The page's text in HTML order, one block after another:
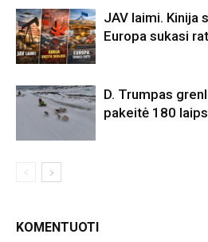
JAV laimi. Kinija
Europa sukasi
D. Trumpas
pakeitė 180
KOMENTUOTI